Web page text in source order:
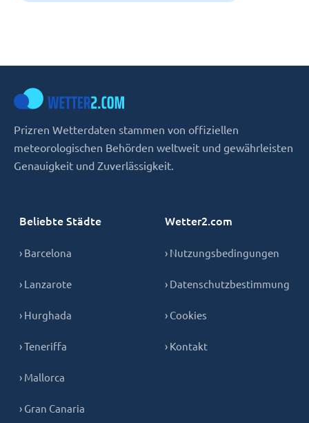
Prizren Wetterdaten stammen von offiziellen
meteorologischen Behörden weltweit und gewährleisten
Genauigkeit und Zuverlässigkeit.
Beliebte Städte
› Barcelona
› Lanzarote
› Hurghada
› Teneriffa
› Mallorca
› Gran Canaria
Wetter2.com
› Nutzungsbedingungen
› Datenschutzbestimmung
› Cookies
› Kontakt